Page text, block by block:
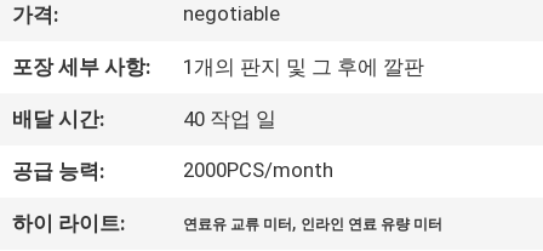
회
사
소
개
가격: negotiable
포장 세부 사항: 1개의 판지 및 그 후에 깔판
배달 시간: 40 작업 일
공급 능력: 2000PCS/month
하이 라이트: 연료유 교류 미터 , 인라인 연료 유량 미터